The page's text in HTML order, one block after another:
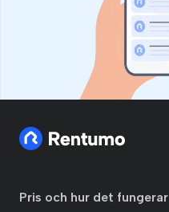
Pris och hur det fungerar